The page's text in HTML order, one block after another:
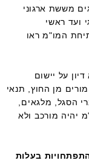
מששת ארגוני
ועד ראשי
המו"מ ראו
על יישום
מן החוץ, תנאי
הסגל, מלגאים,
יהיה מורכב ולא
בעלות